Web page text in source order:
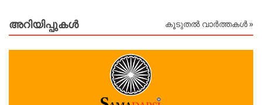
അറിയിപ്പുകള്‍ കൂടുതൽ വാർത്തകൾ »